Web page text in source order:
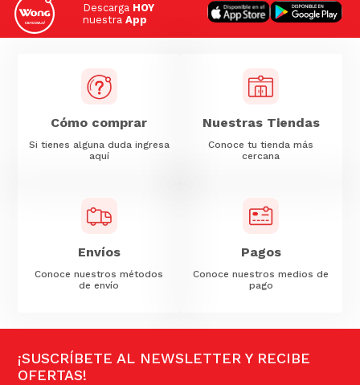
Descarga HOY
nuestra App
Cómo comprar
Si tienes alguna duda ingresa
aquí
Nuestras Tiendas
Conoce tu tienda más
cercana
Envíos
Conoce nuestros métodos
de envío
Pagos
Conoce nuestros medios de
pago
¡SUSCRÍBETE AL NEWSLETTER Y RECIBE
OFERTAS!